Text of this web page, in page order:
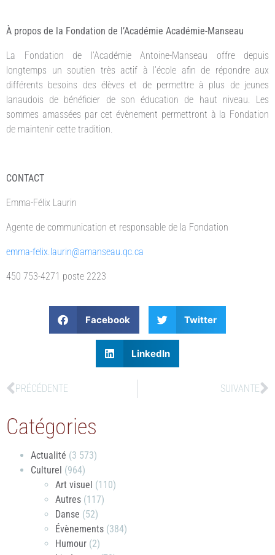
À propos de la Fondation de l’Académie Académie-Manseau
La Fondation de l’Académie Antoine-Manseau offre depuis
longtemps un soutien très actif à l’école afin de répondre aux
différents besoins des élèves et de permettre à plus de jeunes
lanaudois de bénéficier de son éducation de haut niveau. Les
sommes amassées par cet évènement permettront à la Fondation
de maintenir cette tradition.
CONTACT
Emma-Félix Laurin
Agente de communication et responsable de la Fondation
emma-felix.laurin@amanseau.qc.ca
450 753-4271 poste 2223
Facebook Twitter
LinkedIn
PRÉCÉDENTE SUIVANTE
Catégories
Actualité (3 573)
Culturel (964)
Art visuel (110)
Autres (117)
Danse (52)
Évènements (384)
Humour (2)